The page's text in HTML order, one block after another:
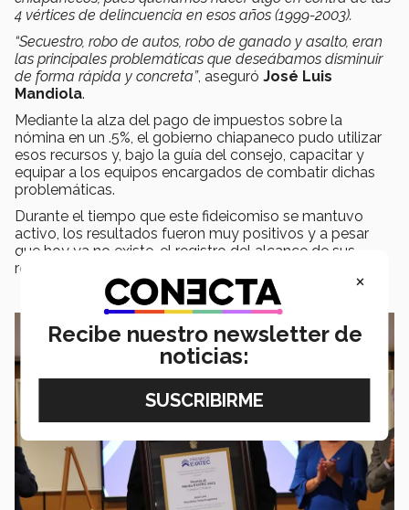
4 vértices de delincuencia en esos años (1999-2003).
“Secuestro, robo de autos, robo de ganado y asalto, eran
las principales problemáticas que deseábamos disminuir
de forma rápida y concreta”, aseguró José Luis
Mandiola.
Mediante la alza del pago de impuestos sobre la
nómina en un .5%, el gobierno chiapaneco pudo utilizar
esos recursos y, bajo la guía del consejo, capacitar y
equipar a los equipos encargados de combatir dichas
problemáticas.
Durante el tiempo que este fideicomiso se mantuvo
activo, los resultados fueron muy positivos y a pesar
que hoy ya no existe, el registro del alcance de sus
resultados se mantiene presente.
×
Recibe nuestro newsletter de
noticias: